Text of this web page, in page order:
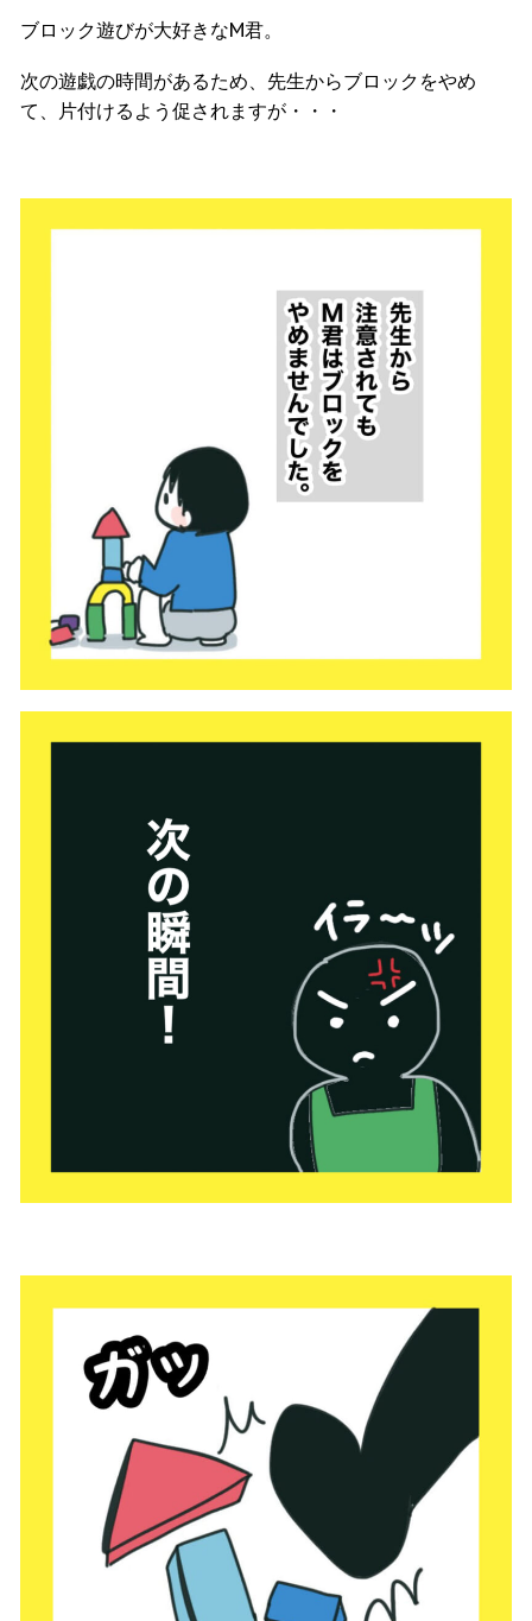
ブロック遊びが大好きなM君。
次の遊戯の時間があるため、先生からブロックをやめ
て、片付けるよう促されますが・・・